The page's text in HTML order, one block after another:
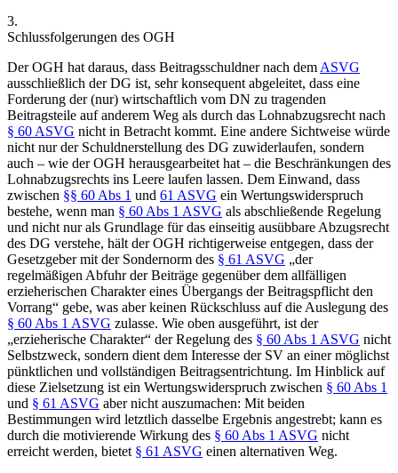
3.
Schlussfolgerungen des OGH
Der OGH hat daraus, dass Beitragsschuldner nach dem ASVG
ausschließlich der DG ist, sehr konsequent abgeleitet, dass eine
Forderung der (nur) wirtschaftlich vom DN zu tragenden
Beitragsteile auf anderem Weg als durch das Lohnabzugsrecht nach
§ 60 ASVG nicht in Betracht kommt. Eine andere Sichtweise würde
nicht nur der Schuldnerstellung des DG zuwiderlaufen, sondern
auch – wie der OGH herausgearbeitet hat – die Beschränkungen des
Lohnabzugsrechts ins Leere laufen lassen. Dem Einwand, dass
zwischen §§ 60 Abs 1 und 61 ASVG ein Wertungswiderspruch
bestehe, wenn man § 60 Abs 1 ASVG als abschließende Regelung
und nicht nur als Grundlage für das einseitig ausübbare Abzugsrecht
des DG verstehe, hält der OGH richtigerweise entgegen, dass der
Gesetzgeber mit der Sondernorm des § 61 ASVG „der
regelmäßigen Abfuhr der Beiträge gegenüber dem allfälligen
erzieherischen Charakter eines Übergangs der Beitragspflicht den
Vorrang“ gebe, was aber keinen Rückschluss auf die Auslegung des
§ 60 Abs 1 ASVG zulasse. Wie oben ausgeführt, ist der
„erzieherische Charakter“ der Regelung des § 60 Abs 1 ASVG nicht
Selbstzweck, sondern dient dem Interesse der SV an einer möglichst
pünktlichen und vollständigen Beitragsentrichtung. Im Hinblick auf
diese Zielsetzung ist ein Wertungswiderspruch zwischen § 60 Abs 1
und § 61 ASVG aber nicht auszumachen: Mit beiden
Bestimmungen wird letztlich dasselbe Ergebnis angestrebt; kann es
durch die motivierende Wirkung des § 60 Abs 1 ASVG nicht
erreicht werden, bietet § 61 ASVG einen alternativen Weg.